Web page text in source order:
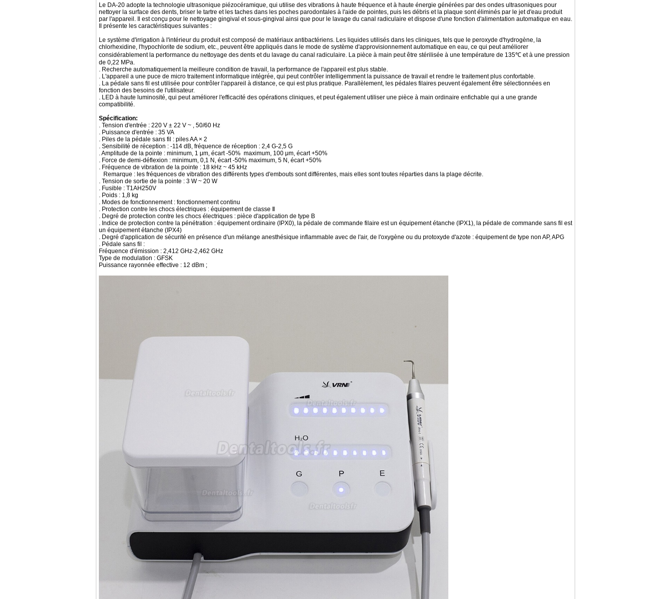
Le DA-20 adopte la technologie ultrasonique piézocéramique, qui utilise des vibrations à haute fréquence et à haute énergie générées par des ondes ultrasoniques pour
nettoyer la surface des dents, briser le tartre et les taches dans les poches parodontales à l'aide de pointes, puis les débris et la plaque sont éliminés par le jet d'eau produit
par l'appareil. Il est conçu pour le nettoyage gingival et sous-gingival ainsi que pour le lavage du canal radiculaire et dispose d'une fonction d'alimentation automatique en eau.
Il présente les caractéristiques suivantes :
Le système d'irrigation à l'intérieur du produit est composé de matériaux antibactériens. Les liquides utilisés dans les cliniques, tels que le peroxyde d'hydrogène, la
chlorhexidine, l'hypochlorite de sodium, etc., peuvent être appliqués dans le mode de système d'approvisionnement automatique en eau, ce qui peut améliorer
considérablement la performance du nettoyage des dents et du lavage du canal radiculaire. La pièce à main peut être stérilisée à une température de 135℃ et à une pression
de 0,22 MPa.
. Recherche automatiquement la meilleure condition de travail, la performance de l'appareil est plus stable.
. L'appareil a une puce de micro traitement informatique intégrée, qui peut contrôler intelligemment la puissance de travail et rendre le traitement plus confortable.
. La pédale sans fil est utilisée pour contrôler l'appareil à distance, ce qui est plus pratique. Parallèlement, les pédales filaires peuvent également être sélectionnées en
fonction des besoins de l'utilisateur.
. LED à haute luminosité, qui peut améliorer l'efficacité des opérations cliniques, et peut également utiliser une pièce à main ordinaire enfichable qui a une grande
compatibilité.
Spécification:
. Tension d'entrée : 220 V ± 22 V ~ , 50/60 Hz
. Puissance d'entrée : 35 VA
. Piles de la pédale sans fil : piles AA × 2
. Sensibilité de réception : -114 dB, fréquence de réception : 2,4 G-2,5 G
. Amplitude de la pointe : minimum, 1 μm, écart -50% maximum, 100 μm, écart +50%
. Force de demi-déflexion : minimum, 0,1 N, écart -50% maximum, 5 N, écart +50%
. Fréquence de vibration de la pointe : 18 kHz ~ 45 kHz
Remarque : les fréquences de vibration des différents types d'embouts sont différentes, mais elles sont toutes réparties dans la plage décrite.
. Tension de sortie de la pointe : 3 W ~ 20 W
. Fusible : T1AH250V
. Poids : 1,8 kg
. Modes de fonctionnement : fonctionnement continu
. Protection contre les chocs électriques : équipement de classe Ⅱ
. Degré de protection contre les chocs électriques : pièce d'application de type B
. Indice de protection contre la pénétration : équipement ordinaire (IPX0), la pédale de commande filaire est un équipement étanche (IPX1), la pédale de commande sans fil est
un équipement étanche (IPX4)
. Degré d'application de sécurité en présence d'un mélange anesthésique inflammable avec de l'air, de l'oxygène ou du protoxyde d'azote : équipement de type non AP, APG
. Pédale sans fil :
Fréquence d'émission : 2,412 GHz-2,462 GHz
Type de modulation : GFSK
Puissance rayonnée effective : 12 dBm ;